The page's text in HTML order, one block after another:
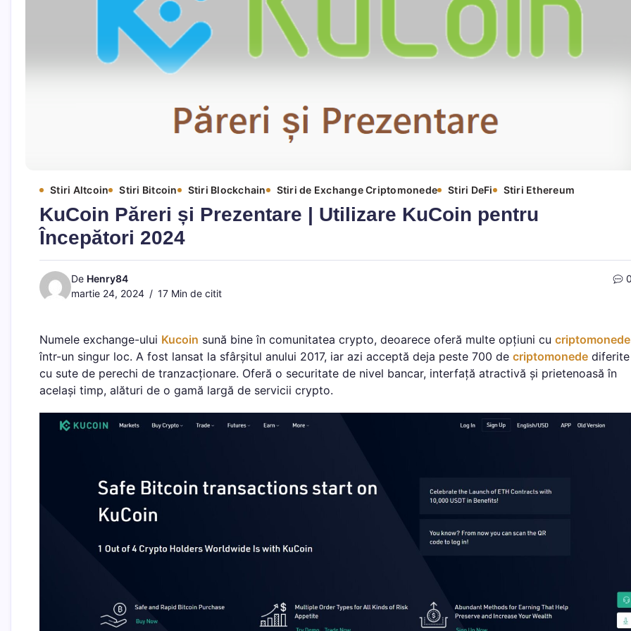
Stiri Altcoin Stiri Bitcoin Stiri Blockchain Stiri de Exchange Criptomonede Stiri DeFi Stiri Ethereum
KuCoin Păreri și Prezentare | Utilizare KuCoin pentru
Începători 2024
De Henry84
martie 24, 2024
17 Min de citit
Numele exchange-ului Kucoin sună bine în comunitatea crypto, deoarece oferă multe opțiuni cu criptomonede
într-un singur loc. A fost lansat la sfârșitul anului 2017, iar azi acceptă deja peste 700 de criptomonede diferite
cu sute de perechi de tranzacționare. Oferă o securitate de nivel bancar, interfață atractivă și prietenoasă în
același timp, alături de o gamă largă de servicii crypto.